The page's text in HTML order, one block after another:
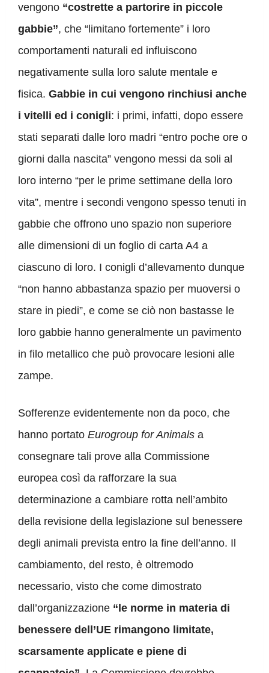
vengono “costrette a partorire in piccole
gabbie”, che “limitano fortemente” i loro
comportamenti naturali ed influiscono
negativamente sulla loro salute mentale e
fisica. Gabbie in cui vengono rinchiusi anche
i vitelli ed i conigli: i primi, infatti, dopo essere
stati separati dalle loro madri “entro poche ore o
giorni dalla nascita” vengono messi da soli al
loro interno “per le prime settimane della loro
vita”, mentre i secondi vengono spesso tenuti in
gabbie che offrono uno spazio non superiore
alle dimensioni di un foglio di carta A4 a
ciascuno di loro. I conigli d’allevamento dunque
“non hanno abbastanza spazio per muoversi o
stare in piedi”, e come se ciò non bastasse le
loro gabbie hanno generalmente un pavimento
in filo metallico che può provocare lesioni alle
zampe.
Sofferenze evidentemente non da poco, che
hanno portato Eurogroup for Animals a
consegnare tali prove alla Commissione
europea così da rafforzare la sua
determinazione a cambiare rotta nell’ambito
della revisione della legislazione sul benessere
degli animali prevista entro la fine dell’anno. Il
cambiamento, del resto, è oltremodo
necessario, visto che come dimostrato
dall’organizzazione “le norme in materia di
benessere dell’UE rimangono limitate,
scarsamente applicate e piene di